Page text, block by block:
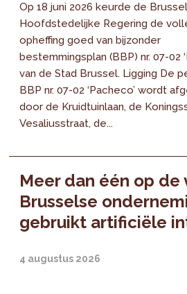
Op 18 juni 2026 keurde de
Hoofdstedelijke Regering de
opheffing goed van bijzonder
bestemmingsplan (BBP) nr. 07-02
van de Stad Brussel. Ligging De
BBP nr. 07-02 ‘Pacheco’ wordt
door de Kruidtuinlaan, de
Vesaliusstraat, de...
Meer dan één op de
Brusselse
gebruikt artificiële
4 augustus 2026